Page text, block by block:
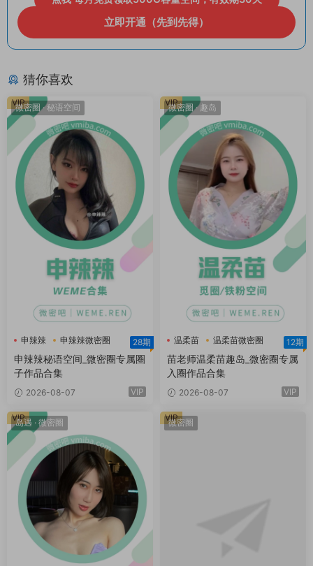
立即开通（先到先得）
猜你喜欢
微密圈·秘语空间
申辣辣
申辣辣微密圈
申辣辣秘语空间
28期
申辣辣秘语空间_微密圈专属圈
子作品合集
2026-08-07 VIP
VIP 微密圈·趣岛
温柔苗
温柔苗微密圈
温柔苗趣岛
12期
苗老师温柔苗趣岛_微密圈专属
入圈作品合集
2026-08-07 VIP
VIP
岛遇 · 微密圈
VIP 微密圈
VIP